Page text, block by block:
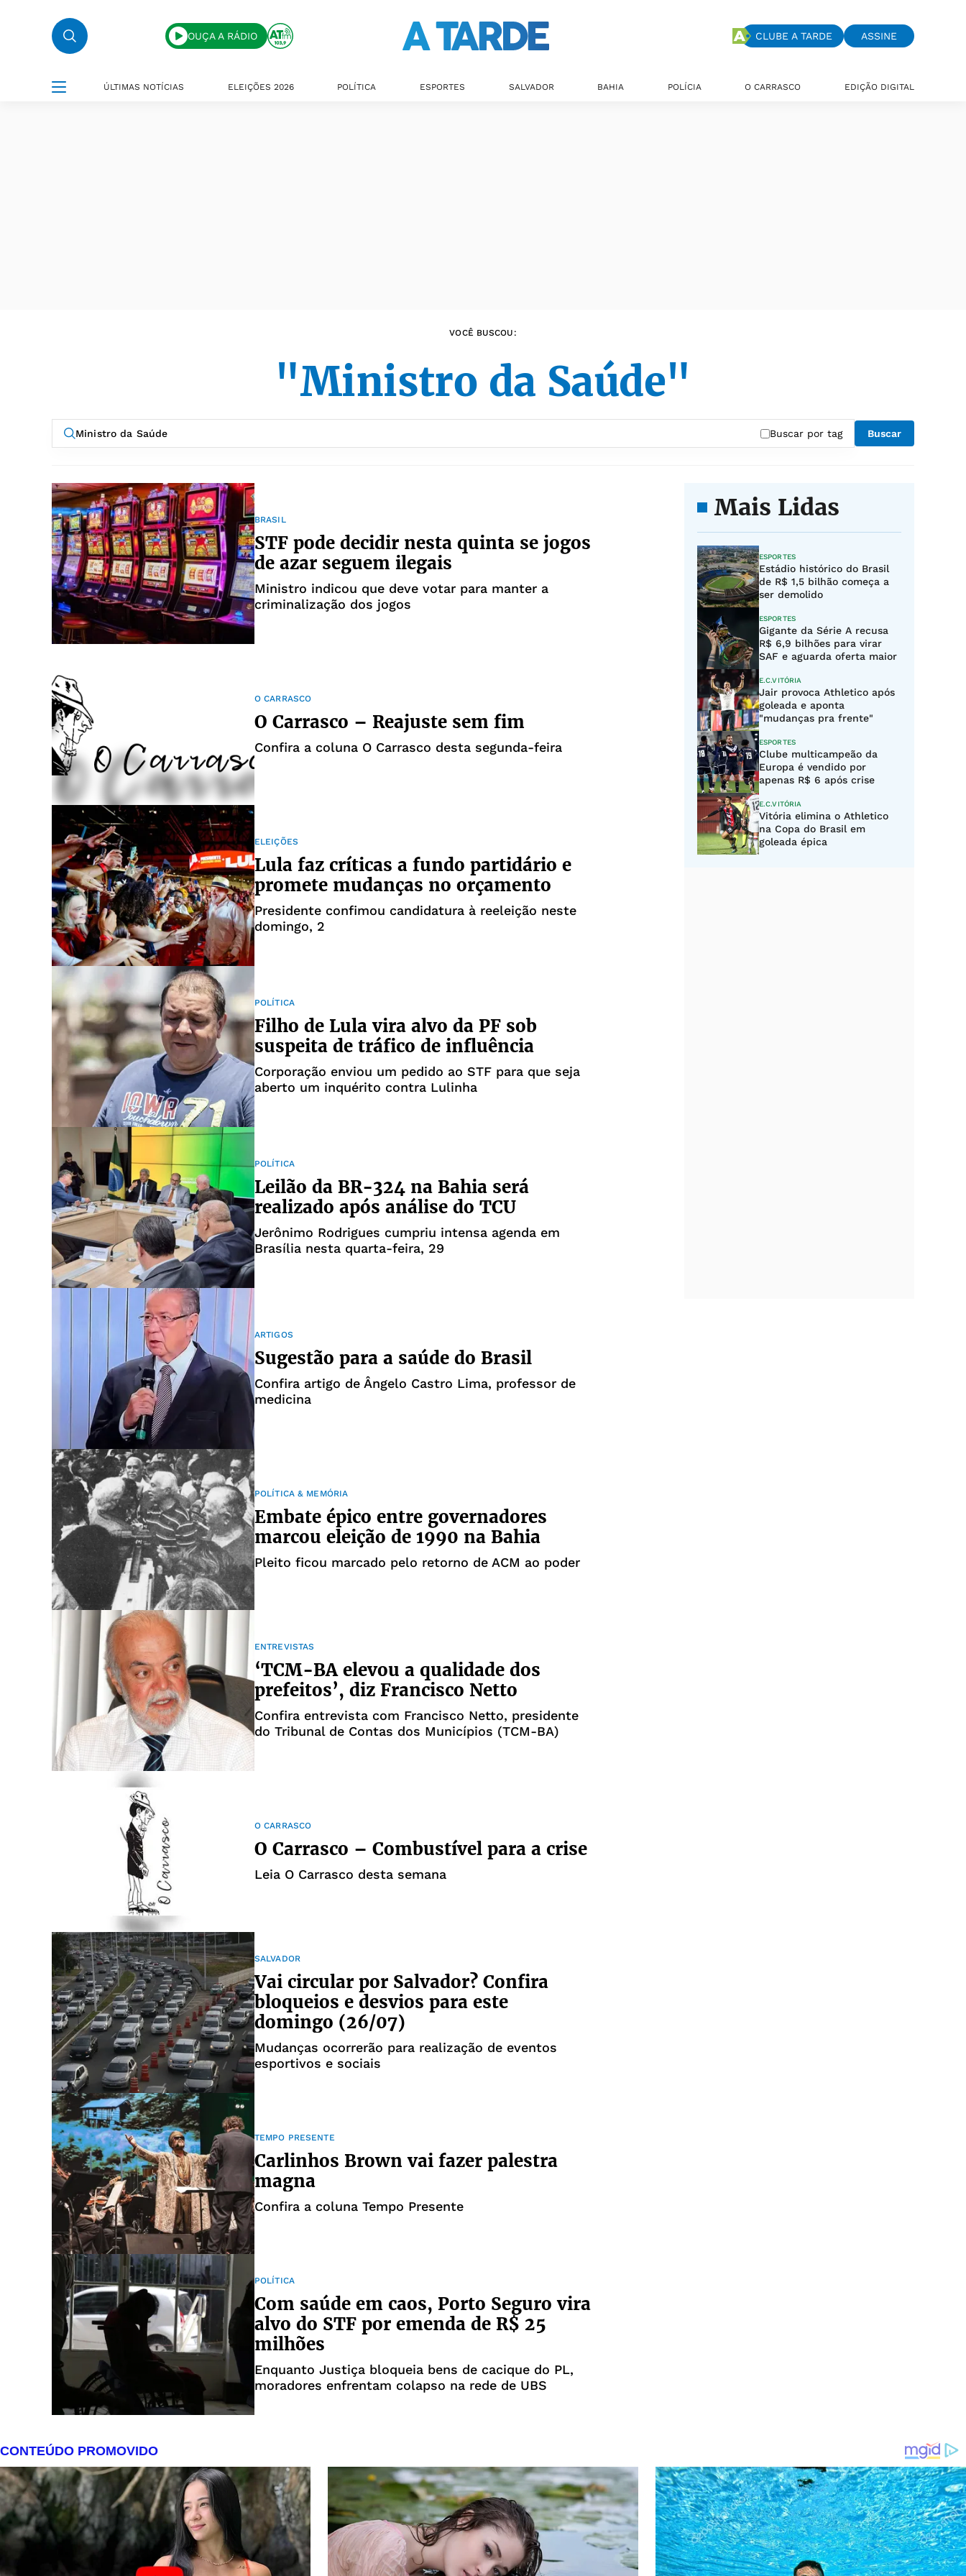
OUÇA A RÁDIO CLUBE A TARDE ASSINE
ÚLTIMAS NOTÍCIAS ELEIÇÕES 2026 POLÍTICA ESPORTES SALVADOR BAHIA POLÍCIA O CARRASCO EDIÇÃO DIGITAL
VOCÊ BUSCOU:
"Ministro da Saúde"
Buscar por tag Buscar
BRASIL
STF pode decidir nesta quinta se jogos
de azar seguem ilegais
Ministro indicou que deve votar para manter a
criminalização dos jogos
O CARRASCO
O Carrasco – Reajuste sem fim
Confira a coluna O Carrasco desta segunda-feira
ELEIÇÕES
Lula faz críticas a fundo partidário e
promete mudanças no orçamento
Presidente confimou candidatura à reeleição neste
domingo, 2
POLÍTICA
Filho de Lula vira alvo da PF sob
suspeita de tráfico de influência
Corporação enviou um pedido ao STF para que seja
aberto um inquérito contra Lulinha
POLÍTICA
Leilão da BR-324 na Bahia será
realizado após análise do TCU
Jerônimo Rodrigues cumpriu intensa agenda em
Brasília nesta quarta-feira, 29
ARTIGOS
Sugestão para a saúde do Brasil
Confira artigo de Ângelo Castro Lima, professor de
medicina
POLÍTICA & MEMÓRIA
Embate épico entre governadores
marcou eleição de 1990 na Bahia
Pleito ficou marcado pelo retorno de ACM ao poder
ENTREVISTAS
‘TCM-BA elevou a qualidade dos
prefeitos’, diz Francisco Netto
Confira entrevista com Francisco Netto, presidente
do Tribunal de Contas dos Municípios (TCM-BA)
O CARRASCO
O Carrasco – Combustível para a crise
Leia O Carrasco desta semana
SALVADOR
Vai circular por Salvador? Confira
bloqueios e desvios para este
domingo (26/07)
Mudanças ocorrerão para realização de eventos
esportivos e sociais
TEMPO PRESENTE
Carlinhos Brown vai fazer palestra
magna
Confira a coluna Tempo Presente
POLÍTICA
Com saúde em caos, Porto Seguro vira
alvo do STF por emenda de R$ 25
milhões
Enquanto Justiça bloqueia bens de cacique do PL,
moradores enfrentam colapso na rede de UBS
Mais Lidas
ESPORTES
Estádio histórico do Brasil
de R$ 1,5 bilhão começa a
ser demolido
ESPORTES
Gigante da Série A recusa
R$ 6,9 bilhões para virar
SAF e aguarda oferta maior
E.C.VITÓRIA
Jair provoca Athletico após
goleada e aponta
"mudanças pra frente"
ESPORTES
Clube multicampeão da
Europa é vendido por
apenas R$ 6 após crise
E.C.VITÓRIA
Vitória elimina o Athletico
na Copa do Brasil em
goleada épica